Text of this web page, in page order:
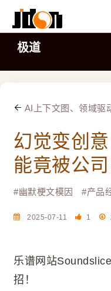
极道
AI上下文图、领域驱
幻觉变创
能竟被公
#幽默梗文模因 #产品
2025-07-11 1
乐谱网站
招！